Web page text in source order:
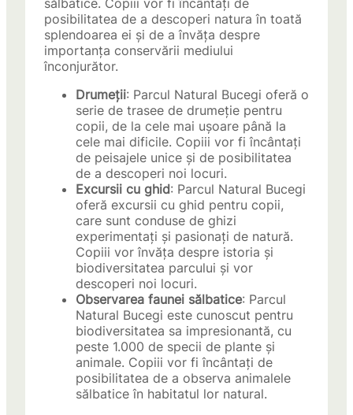
sălbatice. Copiii vor fi încântați de
posibilitatea de a descoperi natura în toată
splendoarea ei și de a învăța despre
importanța conservării mediului
înconjurător.
Drumeții: Parcul Natural Bucegi oferă o
serie de trasee de drumeție pentru
copii, de la cele mai ușoare până la
cele mai dificile. Copiii vor fi încântați
de peisajele unice și de posibilitatea
de a descoperi noi locuri.
Excursii cu ghid: Parcul Natural Bucegi
oferă excursii cu ghid pentru copii,
care sunt conduse de ghizi
experimentați și pasionați de natură.
Copiii vor învăța despre istoria și
biodiversitatea parcului și vor
descoperi noi locuri.
Observarea faunei sălbatice: Parcul
Natural Bucegi este cunoscut pentru
biodiversitatea sa impresionantă, cu
peste 1.000 de specii de plante și
animale. Copiii vor fi încântați de
posibilitatea de a observa animalele
sălbatice în habitatul lor natural.